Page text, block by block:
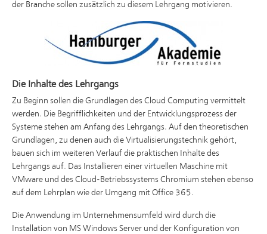
der Branche sollen zusätzlich zu diesem Lehrgang motivieren.
Die Inhalte des Lehrgangs
Zu Beginn sollen die Grundlagen des Cloud Computing vermittelt
werden. Die Begrifflichkeiten und der Entwicklungsprozess der
Systeme stehen am Anfang des Lehrgangs. Auf den theoretischen
Grundlagen, zu denen auch die Virtualisierungstechnik gehört,
bauen sich im weiteren Verlauf die praktischen Inhalte des
Lehrgangs auf. Das Installieren einer virtuellen Maschine mit
VMware und des Cloud-Betriebssystems Chromium stehen ebenso
auf dem Lehrplan wie der Umgang mit Office 365.
Die Anwendung im Unternehmensumfeld wird durch die
Installation von MS Windows Server und der Konfiguration von